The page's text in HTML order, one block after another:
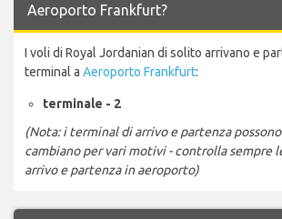
Aeroporto Frankfurt?
I voli di Royal Jordanian di solito arrivano e
terminal a Aeroporto Frankfurt:
terminale - 2
(Nota: i terminal di arrivo e partenza
cambiano per vari motivi - controlla sempre
arrivo e partenza in aeroporto)